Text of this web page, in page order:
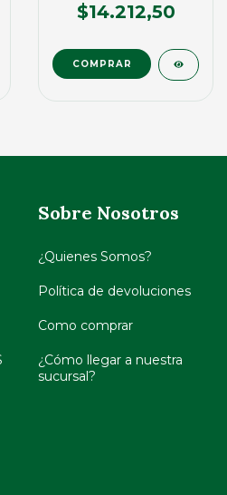
$14.212,50
COMPRAR
Sobre Nosotros
¿Quienes Somos?
Política de devoluciones
Como comprar
¿Cómo llegar a nuestra
sucursal?